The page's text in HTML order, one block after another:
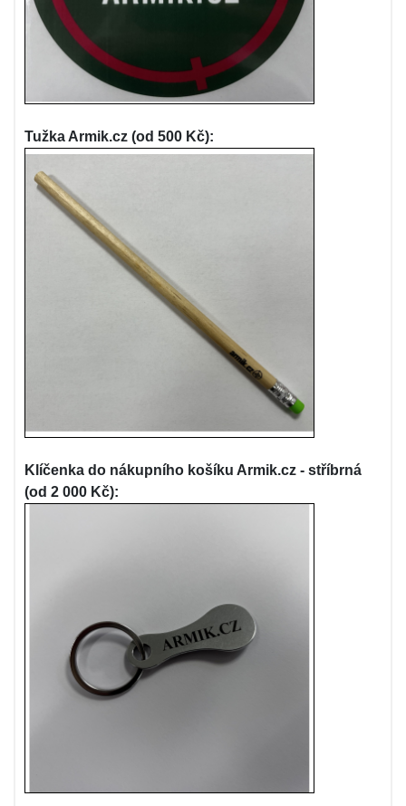
Tužka Armik.cz (od 500 Kč):
Klíčenka do nákupního košíku Armik.cz - stříbrná
(od 2 000 Kč):